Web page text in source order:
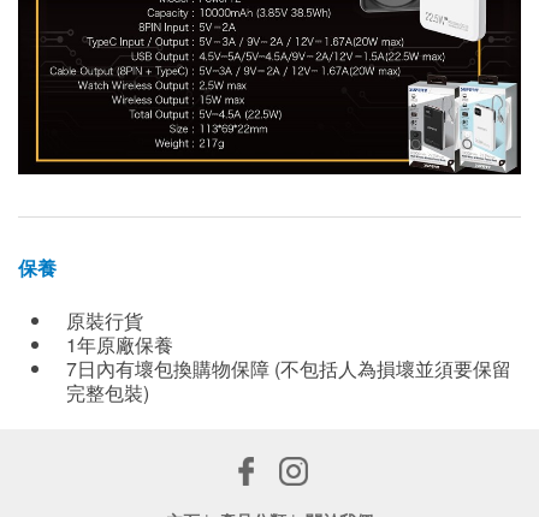
保養
原裝行貨
1年原廠保養
7日內有壞包換購物保障 (不包括人為損壞並須要保留
完整包裝)